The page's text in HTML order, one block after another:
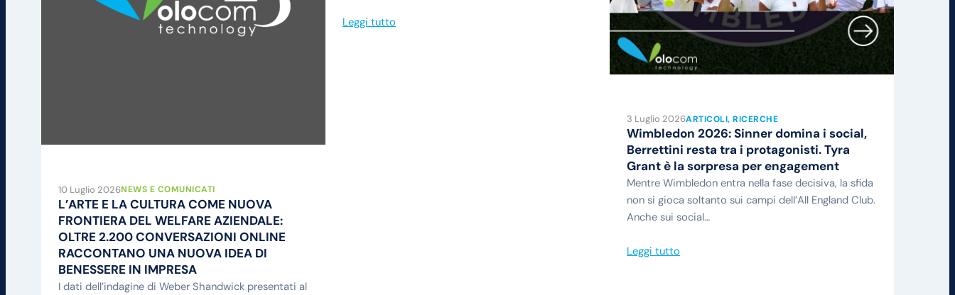
10 Luglio 2026NEWS E COMUNICATI
L’ARTE E LA CULTURA COME NUOVA
FRONTIERA DEL WELFARE AZIENDALE:
OLTRE 2.200 CONVERSAZIONI ONLINE
RACCONTANO UNA NUOVA IDEA DI
BENESSERE IN IMPRESA
I dati dell’indagine di Weber Shandwick presentati al
Leggi tutto
3 Luglio 2026ARTICOLI, RICERCHE
Wimbledon 2026: Sinner domina i social,
Berrettini resta tra i protagonisti. Tyra
Grant è la sorpresa per engagement
Mentre Wimbledon entra nella fase decisiva, la sfida
non si gioca soltanto sui campi dell’All England Club.
Anche sui social…
Leggi tutto